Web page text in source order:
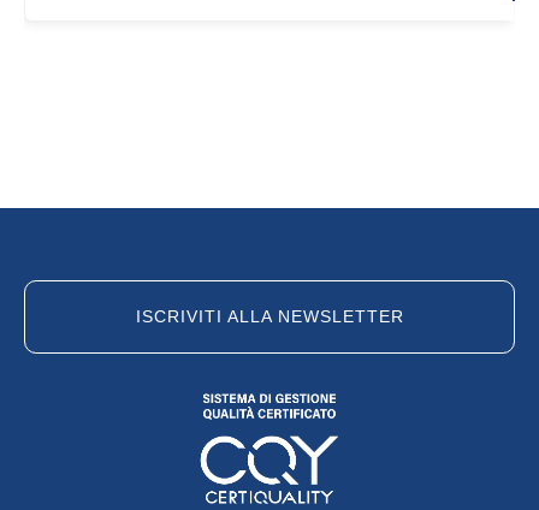
ISCRIVITI ALLA NEWSLETTER